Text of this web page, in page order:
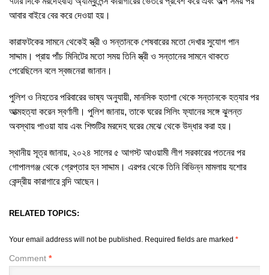
আবার বাইরে বের করে দেওয়া হয়।
কারাফটকের সামনে থেকেই স্ত্রী ও সন্তানকে শেষবারের মতো দেখার সুযোগ পান
সাদ্দাম। প্রায় পাঁচ মিনিটের মতো সময় তিনি স্ত্রী ও সন্তানের সামনে থাকতে
পেরেছিলেন বলে স্বজনেরা জানান।
পুলিশ ও নিহতের পরিবারের ভাষ্য অনুযায়ী, মানসিক হতাশা থেকে সন্তানকে হত্যার পর
আত্মহত্যা করেন স্বর্ণালী। পুলিশ জানায়, তাকে ঘরের সিলিং ফ্যানের সঙ্গে ঝুলন্ত
অবস্থায় পাওয়া যায় এবং শিশুটির মরদেহ ঘরের মেঝে থেকে উদ্ধার করা হয়।
স্থানীয় সূত্র জানায়, ২০২৪ সালের ৫ আগস্ট আওয়ামী লীগ সরকারের পতনের পর
গোপালগঞ্জ থেকে গ্রেপ্তার হন সাদ্দাম। এরপর থেকে তিনি বিভিন্ন মামলায় যশোর
কেন্দ্রীয় কারাগারে বন্দি আছেন।
RELATED TOPICS:
Your email address will not be published. Required fields are marked *
Comment *